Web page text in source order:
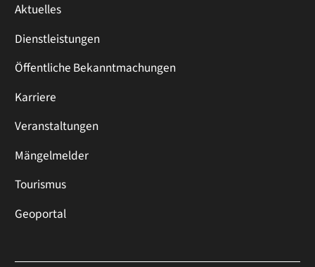
Aktuelles
Dienstleistungen
Öffentliche Bekanntmachungen
Karriere
Veranstaltungen
Mängelmelder
Tourismus
Geoportal